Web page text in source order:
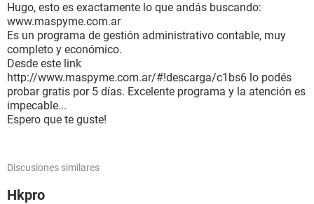
Hugo, esto es exactamente lo que andás buscando:
www.maspyme.com.ar
Es un programa de gestión administrativo contable, muy
completo y económico.
Desde este link
http://www.maspyme.com.ar/#!descarga/c1bs6 lo podés
probar gratis por 5 días. Excelente programa y la atención es
impecable...
Espero que te guste!
Discusiones similares
Hkpro